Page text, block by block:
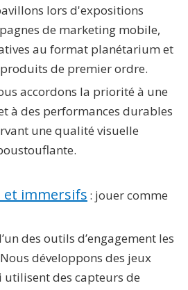
lors d'expositions
de marketing mobile,
au format planétarium et
de premier ordre.
accordons la priorité à une
à des performances durables
une qualité visuelle
et immersifs : jouer comme
des outils d’engagement les
développons des jeux
des capteurs de